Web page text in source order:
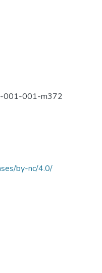
001-001-m372
by-nc/4.0/